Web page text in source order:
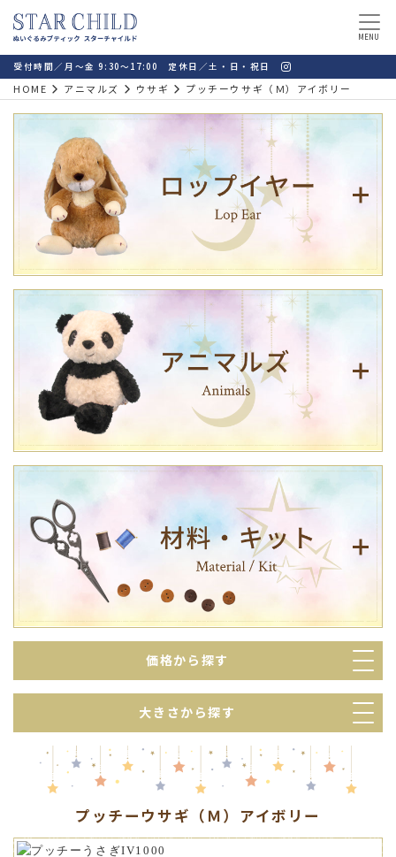
MENU
受付時間／月～金 9:30～17:00 定休日／土・日・祝日
HOME アニマルズ ウサギ プッチーウサギ（Ｍ）アイボリー
価格から探す
大きさから探す
プッチーウサギ（Ｍ）アイボリー